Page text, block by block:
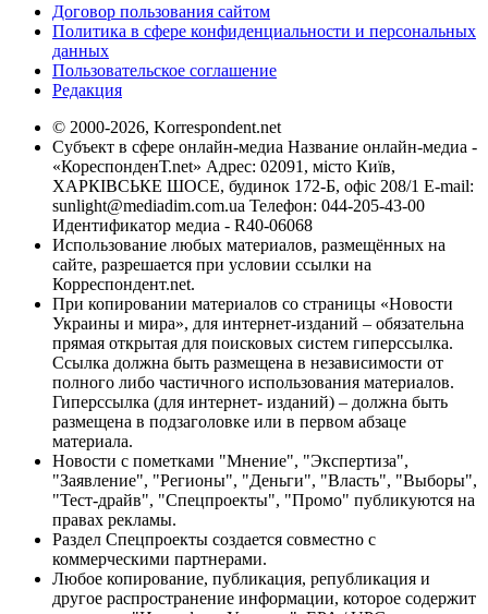
Договор пользования сайтом
Политика в сфере конфиденциальности и персональных
данных
Пользовательское соглашение
Редакция
© 2000-2026, Korrespondent.net
Субъект в сфере онлайн-медиа Название онлайн-медиа -
«КореспонденТ.net» Адрес: 02091, місто Київ,
ХАРКІВСЬКЕ ШОСЕ, будинок 172-Б, офіс 208/1 E-mail:
sunlight@mediadim.com.ua Телефон: 044-205-43-00
Идентификатор медиа - R40-06068
Использование любых материалов, размещённых на
сайте, разрешается при условии ссылки на
Корреспондент.net.
При копировании материалов со страницы «Новости
Украины и мира», для интернет-изданий – обязательна
прямая открытая для поисковых систем гиперссылка.
Ссылка должна быть размещена в независимости от
полного либо частичного использования материалов.
Гиперссылка (для интернет- изданий) – должна быть
размещена в подзаголовке или в первом абзаце
материала.
Новости с пометками "Мнение", "Экспертиза",
"Заявление", "Регионы", "Деньги", "Власть", "Выборы",
"Тест-драйв", "Спецпроекты", "Промо" публикуются на
правах рекламы.
Раздел Спецпроекты создается совместно с
коммерческими партнерами.
Любое копирование, публикация, републикация и
другое распространение информации, которое содержит